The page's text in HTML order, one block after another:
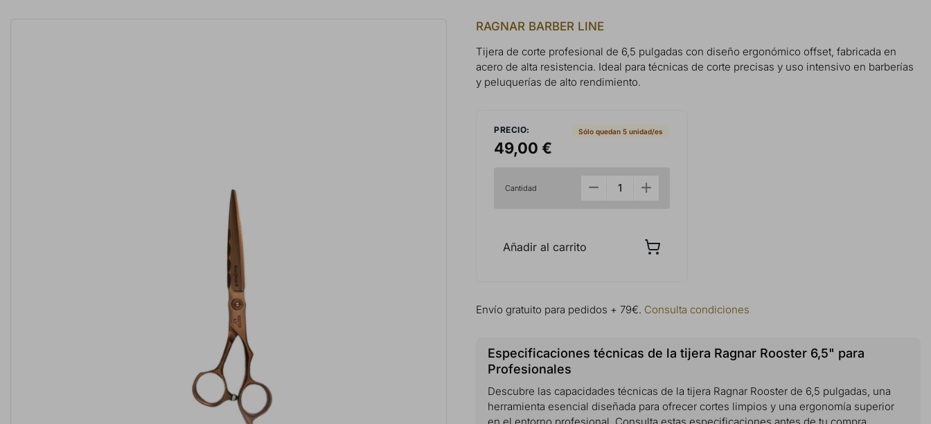
RAGNAR BARBER LINE
Tijera de corte profesional de 6,5 pulgadas con diseño ergonómico offset, fabricada en
acero de alta resistencia. Ideal para técnicas de corte precisas y uso intensivo en barberías
y peluquerías de alto rendimiento.
PRECIO:
49,00 €
Sólo quedan 5 unidad/es
Cantidad
Añadir al carrito
Envío gratuito para pedidos + 79€. Consulta condiciones
Especificaciones técnicas de la tijera Ragnar Rooster 6,5" para
Profesionales
Descubre las capacidades técnicas de la tijera Ragnar Rooster de 6,5 pulgadas, una
herramienta esencial diseñada para ofrecer cortes limpios y una ergonomía superior
en el entorno profesional. Consulta estas especificaciones antes de tu compra.